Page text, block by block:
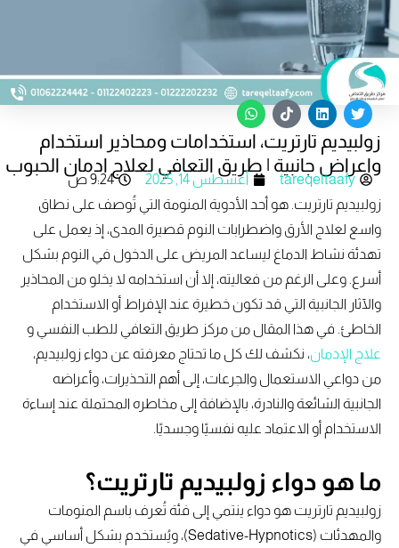
T
w
i
t
t
e
r
L
i
n
k
e
d
i
n
T
i
k
t
o
k
W
h
a
s
a
p
زولبيديم تارتريت، استخدامات ومحاذير استخدام
واعراض جانبية | طريق التعافي لعلاج ادمان الحبوب
tareqeltaafy أغسطس 14, 2025
9:24 ص
زولبيديم تارتريت.هو أحد الأدوية المنومة التي تُوصف على نطاق
واسع لعلاج الأرق واضطرابات النوم قصيرة المدى، إذ يعمل على
تهدئة نشاط الدماغ ليساعد المريض على الدخول في النوم بشكل
أسرع. وعلى الرغم من فعاليته، إلا أن استخدامه لا يخلو من المحاذير
والآثار الجانبية التي قد تكون خطيرة عند الإفراط أو الاستخدام
الخاطئ. في هذا المقال من مركز طريق التعافي للطب النفسي و
علاج الإدمان، نكشف لك كل ما تحتاج معرفته عن دواء زولبيديم،
من دواعي الاستعمال والجرعات، إلى أهم التحذيرات، وأعراضه
الجانبية الشائعة والنادرة، بالإضافة إلى مخاطره المحتملة عند إساءة
الاستخدام أو الاعتماد عليه نفسيًا وجسديًا.
ما هو دواء زولبيديم تارتريت؟
زولبيديم تارتريت هو دواء ينتمي إلى فئة تُعرف باسم المنومات
والمهدئات (Sedative-Hypnotics)، ويُستخدم بشكل أساسي في